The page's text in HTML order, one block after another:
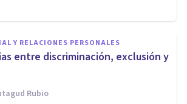
Y RELACIONES PERSONALES
entre discriminación, exclusión y
Rubio
aculturación: ¿qué
afecta a las
Rubio